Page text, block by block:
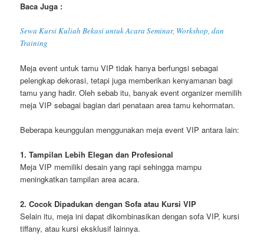
Baca Juga :
Sewa Kursi Kuliah Bekasi untuk Acara Seminar, Workshop, dan
Training
Meja event untuk tamu VIP tidak hanya berfungsi sebagai
pelengkap dekorasi, tetapi juga memberikan kenyamanan bagi
tamu yang hadir. Oleh sebab itu, banyak event organizer memilih
meja VIP sebagai bagian dari penataan area tamu kehormatan.
Beberapa keunggulan menggunakan meja event VIP antara lain:
1. Tampilan Lebih Elegan dan Profesional
Meja VIP memiliki desain yang rapi sehingga mampu
meningkatkan tampilan area acara.
2. Cocok Dipadukan dengan Sofa atau Kursi VIP
Selain itu, meja ini dapat dikombinasikan dengan sofa VIP, kursi
tiffany, atau kursi eksklusif lainnya.